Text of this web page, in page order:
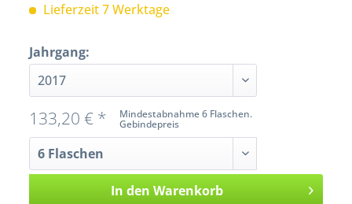
Lieferzeit 7 Werktage
Jahrgang:
Mindestabnahme 6 Flaschen.
Gebindepreis
133,20 € *
In den Warenkorb